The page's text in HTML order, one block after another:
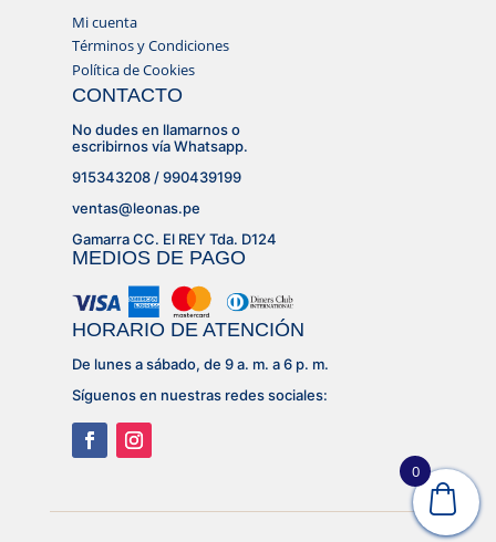
Mi cuenta
Términos y Condiciones
Política de Cookies
CONTACTO
No dudes en llamarnos o
escribirnos vía Whatsapp.
915343208 / 990439199
ventas@leonas.pe
Gamarra CC. El REY Tda. D124
MEDIOS DE PAGO
HORARIO DE ATENCIÓN
De lunes a sábado, de 9 a. m. a 6 p. m.
Síguenos en nuestras redes sociales:
0